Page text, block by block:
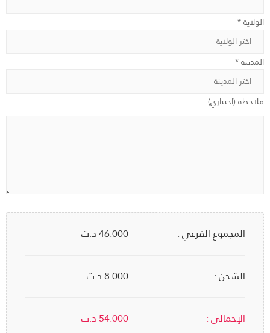
الولاية *
المدينة *
ملاحظة (اختياري)
المجموع الفرعي : 46.000د.ت
الشحن : 8.000 د.ت
الإجمالي : 54.000 د.ت